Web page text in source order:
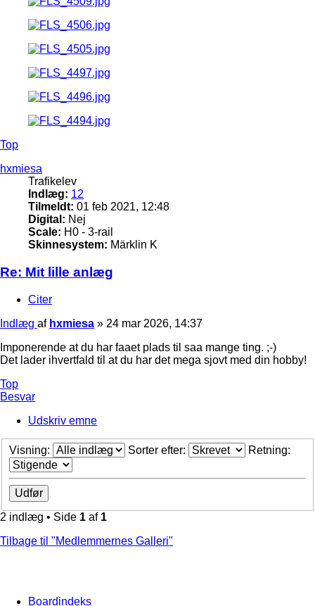
Top
hxmiesa
Trafikelev
Indlæg: 12
Tilmeldt: 01 feb 2021, 12:48
Digital: Nej
Scale: H0 - 3-rail
Skinnesystem: Märklin K
Re: Mit lille anlæg
Citer
Indlæg af hxmiesa » 24 mar 2026, 14:37
Imponerende at du har faaet plads til saa mange ting. ;-)
Det lader ihvertfald til at du har det mega sjovt med din hobby!
Top
Besvar
Udskriv emne
Visning: Sorter efter: Retning:
2 indlæg • Side 1 af 1
Tilbage til "Medlemmernes Galleri"
Boardindeks